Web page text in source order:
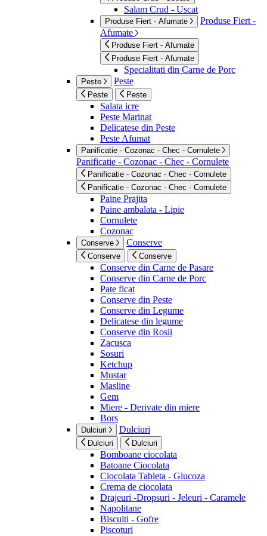
Salam Crud - Uscat
Produse Fiert - Afumate
Produse Fiert -
Afumate
Produse Fiert - Afumate
Produse Fiert - Afumate
Specialitati din Carne de Porc
Peste Peste
Peste Peste
Salata icre
Peste Marinat
Delicatese din Peste
Peste Afumat
Panificatie - Cozonac - Chec - Cornulete
Panificatie - Cozonac - Chec - Cornulete
Panificatie - Cozonac - Chec - Cornulete
Panificatie - Cozonac - Chec - Cornulete
Paine Prajita
Paine ambalata - Lipie
Cornulete
Cozonac
Conserve Conserve
Conserve Conserve
Conserve din Carne de Pasare
Conserve din Carne de Porc
Pate ficat
Conserve din Peste
Conserve din Legume
Delicatese din legume
Conserve din Rosii
Zacusca
Sosuri
Ketchup
Mustar
Masline
Gem
Miere - Derivate din miere
Bors
Dulciuri Dulciuri
Dulciuri Dulciuri
Bomboane ciocolata
Batoane Ciocolata
Ciocolata Tableta - Glucoza
Crema de ciocolata
Drajeuri -Dropsuri - Jeleuri - Caramele
Napolitane
Biscuiti - Gofre
Piscoturi